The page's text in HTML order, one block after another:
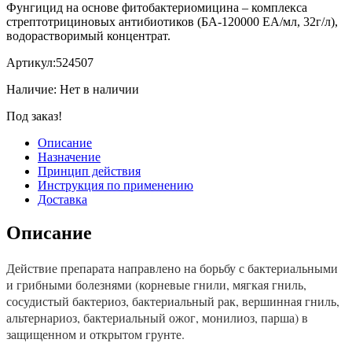
Фунгицид на основе фитобактериомицина – комплекса
стрептотрициновых антибиотиков (БА-120000 ЕА/мл, 32г/л),
водорастворимый концентрат.
Артикул:524507
Наличие: Нет в наличии
Под заказ!
Описание
Назначение
Принцип действия
Инструкция по применению
Доставка
Описание
Действие препарата направлено на борьбу с бактериальными
и грибными болезнями (корневые гнили, мягкая гниль,
сосудистый бактериоз, бактериальный рак, вершинная гниль,
альтернариоз, бактериальный ожог, монилиоз, парша) в
защищенном и открытом грунте.